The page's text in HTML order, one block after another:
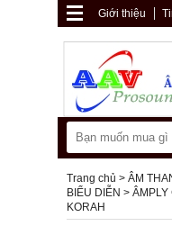
Giới thiệu
Trang chủ
ÂM
BIỂU DIỄN
ÂMPLY
KORAH